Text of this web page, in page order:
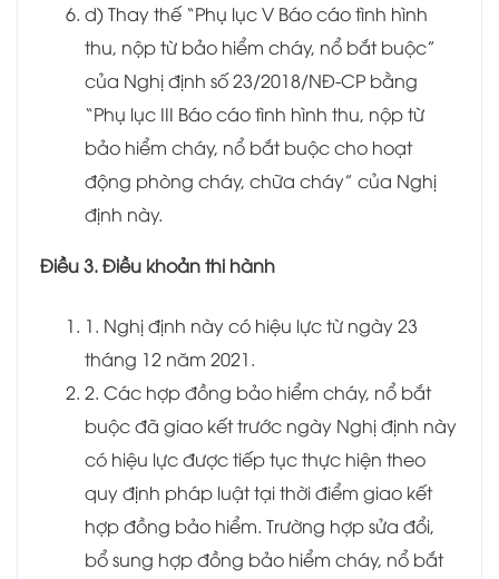
d) Thay thế “Phụ lục V Báo cáo tình hình
thu, nộp từ bảo hiểm cháy, nổ bắt buộc”
của Nghị định số 23/2018/NĐ-CP bằng
“Phụ lục III Báo cáo tình hình thu, nộp từ
bảo hiểm cháy, nổ bắt buộc cho hoạt
động phòng cháy, chữa cháy” của Nghị
định này.
Điều 3. Điều khoản thi hành
1. Nghị định này có hiệu lực từ ngày 23
tháng 12 năm 2021.
2. Các hợp đồng bảo hiểm cháy, nổ bắt
buộc đã giao kết trước ngày Nghị định này
có hiệu lực được tiếp tục thực hiện theo
quy định pháp luật tại thời điểm giao kết
hợp đồng bảo hiểm. Trường hợp sửa đổi,
bổ sung hợp đồng bảo hiểm cháy, nổ bắt